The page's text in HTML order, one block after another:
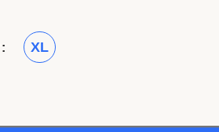
XL